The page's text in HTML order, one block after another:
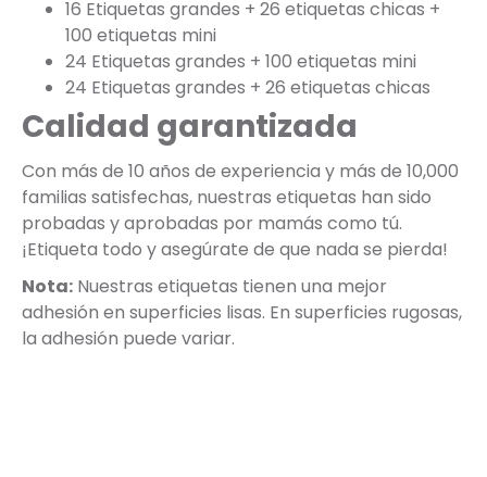
16 Etiquetas grandes + 26 etiquetas chicas +
100 etiquetas mini
24 Etiquetas grandes + 100 etiquetas mini
24 Etiquetas grandes + 26 etiquetas chicas
Calidad garantizada
Con más de 10 años de experiencia y más de 10,000
familias satisfechas, nuestras etiquetas han sido
probadas y aprobadas por mamás como tú.
¡Etiqueta todo y asegúrate de que nada se pierda!
Nota: Nuestras etiquetas tienen una mejor
adhesión en superficies lisas. En superficies rugosas,
la adhesión puede variar.